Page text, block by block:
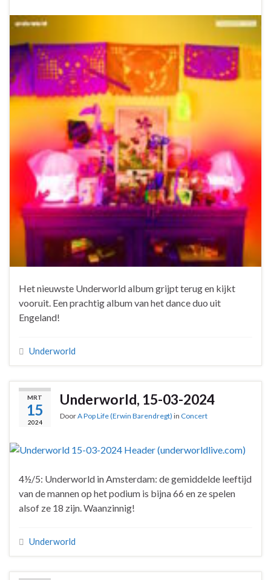
Het nieuwste Underworld album grijpt terug en kijkt
vooruit. Een prachtig album van het dance duo uit
Engeland!
Underworld
MRT
15
2024
Underworld, 15-03-2024
DoorA Pop Life (Erwin Barendregt) in Concert
4½/5: Underworld in Amsterdam: de gemiddelde leeftijd
van de mannen op het podium is bijna 66 en ze spelen
alsof ze 18 zijn. Waanzinnig!
Underworld